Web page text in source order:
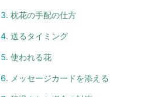
枕花の手配の仕方
送るタイミング
使われる花
メッセージカードを添える